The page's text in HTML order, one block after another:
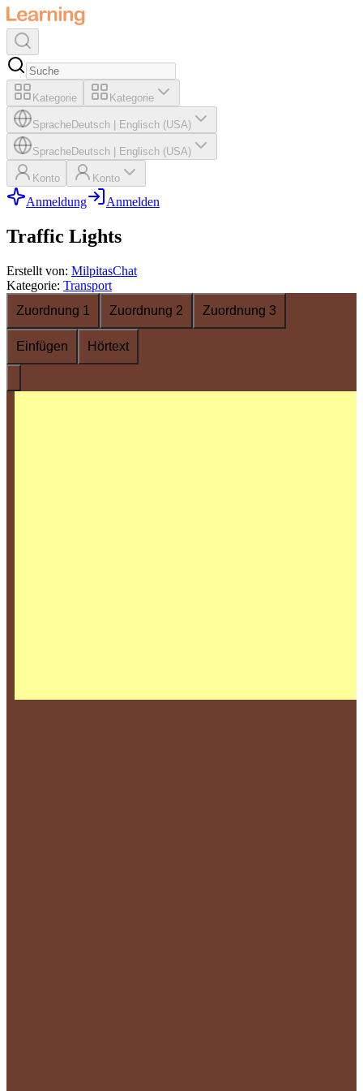
Kategorie Kategorie
SpracheDeutsch Englisch (USA)
SpracheDeutsch Englisch (USA)
Konto Konto
Anmeldung Anmelden
Traffic Lights
Erstellt von: MilpitasChat
Kategorie: Transport
Zuordnung 1
Zuordnung 2 Zuordnung 3
Einfügen Hörtext